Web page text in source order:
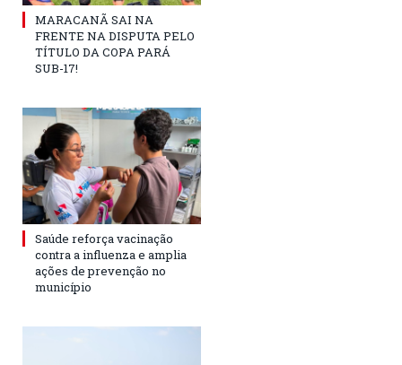
MARACANÃ SAI NA
FRENTE NA DISPUTA PELO
TÍTULO DA COPA PARÁ
SUB-17!
Saúde reforça vacinação
contra a influenza e amplia
ações de prevenção no
município